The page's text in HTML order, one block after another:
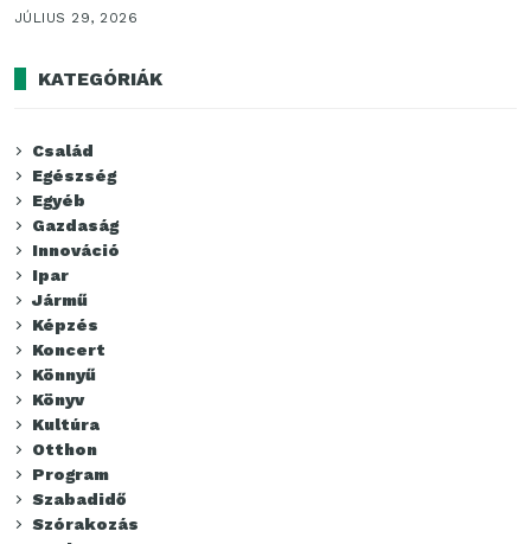
JÚLIUS 29, 2026
KATEGÓRIÁK
Család
Egészség
Egyéb
Gazdaság
Innováció
Ipar
Jármű
Képzés
Koncert
Könnyű
Könyv
Kultúra
Otthon
Program
Szabadidő
Szórakozás